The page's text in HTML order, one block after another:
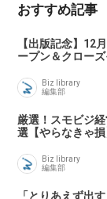
おすすめ記事
【出版記念】12
ープン＆クローズ
Biz library
編集部
厳選！スモビジ
選【やらなきゃ損
Biz library
編集部
「とりあえず出